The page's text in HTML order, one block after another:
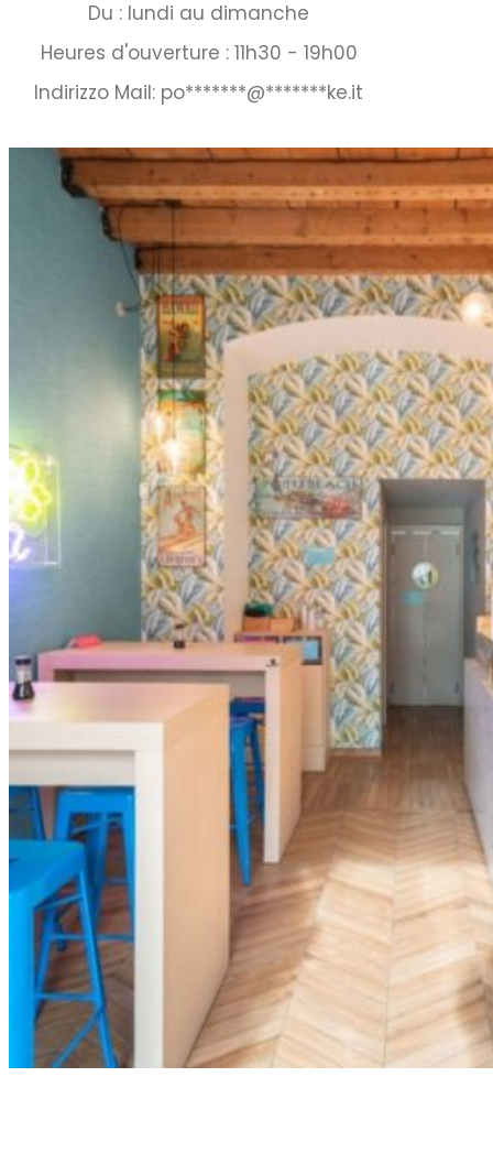
Du : lundi au dimanche
Heures d'ouverture : 11h30 - 19h00
Indirizzo Mail: po*******@*******ke.it